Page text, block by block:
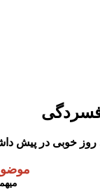
خوبی در پیش